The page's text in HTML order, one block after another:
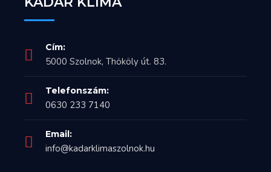
Cím:
5000 Szolnok, Thököly út. 83.
Telefonszám:
0630 233 7140
Email:
info@kadarklimaszolnok.hu